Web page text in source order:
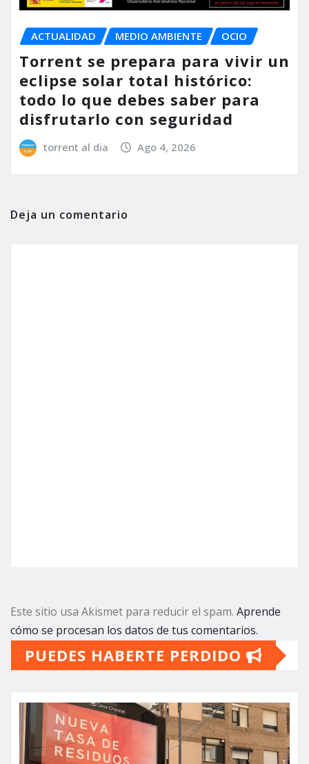
ACTUALIDAD MEDIO AMBIENTE OCIO
Torrent se prepara para vivir un
eclipse solar total histórico:
todo lo que debes saber para
disfrutarlo con seguridad
torrent al dia Ago 4, 2026
Deja un comentario
Este sitio usa Akismet para reducir el spam. Aprende
cómo se procesan los datos de tus comentarios.
PUEDES HABERTE PERDIDO